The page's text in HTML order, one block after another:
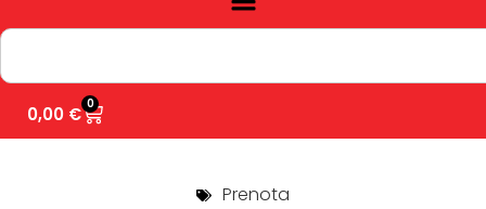
0,00 € 0
Prenota